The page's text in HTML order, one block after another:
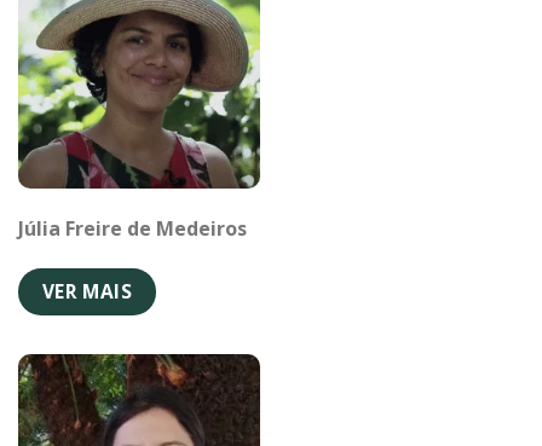
Júlia Freire de Medeiros
VER MAIS